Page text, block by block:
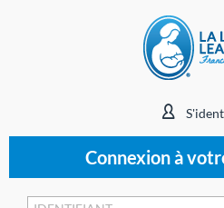
Connexion à